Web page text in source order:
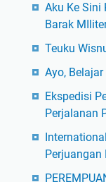
Aku Ke Sini
Barak
Teuku
Ayo,
Ekspedisi
Perjalanan